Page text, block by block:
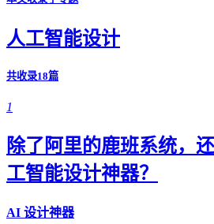
人工智能设计
共收录18篇
1
除了阿里的鹿班系统，
工智能设计神器？
AI 设计神器